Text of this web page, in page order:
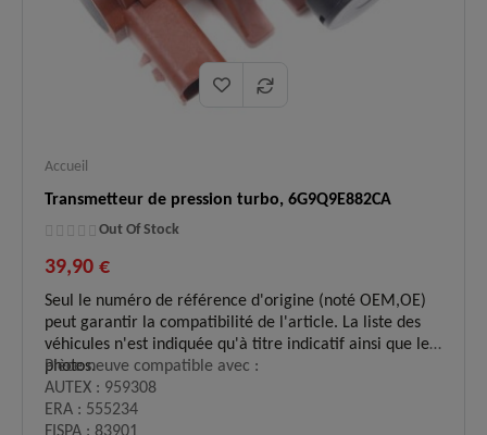
Accueil
Transmetteur de pression turbo, 6G9Q9E882CA
Out Of Stock
39,90 €
Seul le numéro de référence d'origine (noté OEM,OE)
peut garantir la compatibilité de l'article. La liste des
véhicules n'est indiquée qu'à titre indicatif ainsi que les
photos.
Pièce neuve compatible avec :
AUTEX : 959308
ERA : 555234